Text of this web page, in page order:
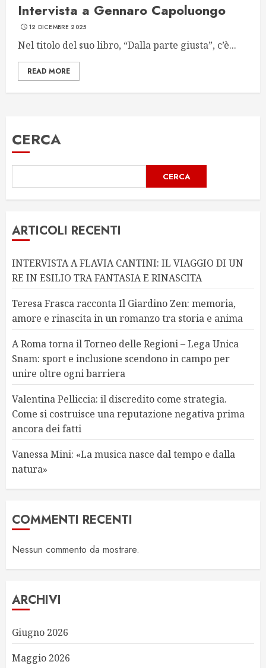
Intervista a Gennaro Capoluongo
12 DICEMBRE 2025
Nel titolo del suo libro, “Dalla parte giusta”, c’è...
READ MORE
CERCA
CERCA
ARTICOLI RECENTI
INTERVISTA A FLAVIA CANTINI: IL VIAGGIO DI UN
RE IN ESILIO TRA FANTASIA E RINASCITA
Teresa Frasca racconta Il Giardino Zen: memoria,
amore e rinascita in un romanzo tra storia e anima
A Roma torna il Torneo delle Regioni – Lega Unica
Snam: sport e inclusione scendono in campo per
unire oltre ogni barriera
Valentina Pelliccia: il discredito come strategia.
Come si costruisce una reputazione negativa prima
ancora dei fatti
Vanessa Mini: «La musica nasce dal tempo e dalla
natura»
COMMENTI RECENTI
Nessun commento da mostrare.
ARCHIVI
Giugno 2026
Maggio 2026